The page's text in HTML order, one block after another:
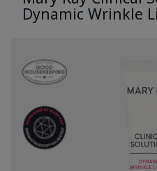
Dynamic Wrinkle